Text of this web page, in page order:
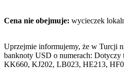
Cena nie obejmuje: wycieczek
Uprzejmie informujemy, że w Turcji
banknoty USD o numerach:
KK660, KJ202, LB023, HE213,